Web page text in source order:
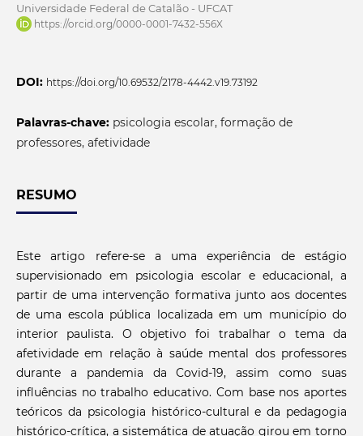
Universidade Federal de Catalão - UFCAT
https://orcid.org/0000-0001-7432-556X
DOI: https://doi.org/10.69532/2178-4442.v19.73192
Palavras-chave: psicologia escolar, formação de
professores, afetividade
RESUMO
Este artigo refere-se a uma experiência de estágio
supervisionado em psicologia escolar e educacional, a
partir de uma intervenção formativa junto aos docentes
de uma escola pública localizada em um município do
interior paulista. O objetivo foi trabalhar o tema da
afetividade em relação à saúde mental dos professores
durante a pandemia da Covid-19, assim como suas
influências no trabalho educativo. Com base nos aportes
teóricos da psicologia histórico-cultural e da pedagogia
histórico-crítica, a sistemática de atuação girou em torno